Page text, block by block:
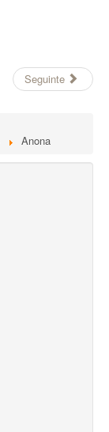
Seguinte
Anona